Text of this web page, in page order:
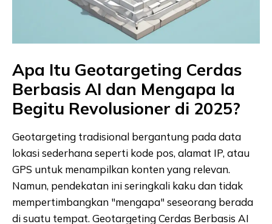
Apa Itu Geotargeting Cerdas
Berbasis AI dan Mengapa Ia
Begitu Revolusioner di 2025?
Geotargeting tradisional bergantung pada data
lokasi sederhana seperti kode pos, alamat IP, atau
GPS untuk menampilkan konten yang relevan.
Namun, pendekatan ini seringkali kaku dan tidak
mempertimbangkan "mengapa" seseorang berada
di suatu tempat. Geotargeting Cerdas Berbasis AI